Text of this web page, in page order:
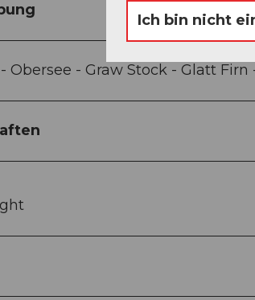
Obersee - Graw Stock - Glatt
Ich bin nicht